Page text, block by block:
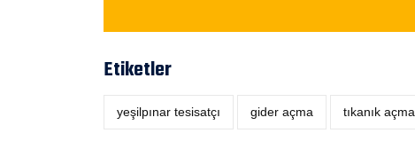
Etiketler
yeşilpınar tesisatçı ‎gider açma tıkanık açma